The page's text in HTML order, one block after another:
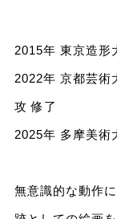
2015年 東京造
2022年 京都芸術
攻 修了
2025年 多摩美術
無意識的な動作